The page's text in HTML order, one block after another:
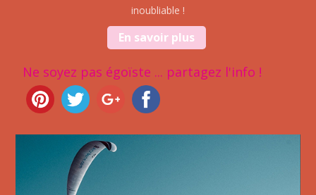
inoubliable !
En savoir plus
Ne soyez pas égoïste ... partagez l'info !